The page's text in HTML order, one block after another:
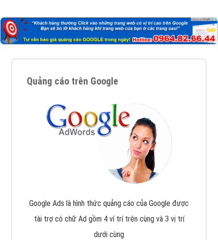
Quảng cáo trên Google
Google Ads là hình thức quảng cáo của Google được
tài trợ có chữ Ad gồm 4 ví trí trên cùng và 3 vị trí
dưới cùng